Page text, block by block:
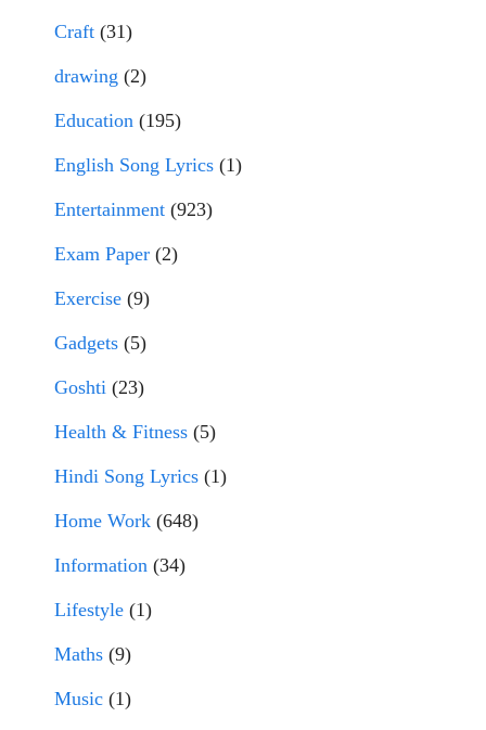
Craft (31)
drawing (2)
Education (195)
English Song Lyrics (1)
Entertainment (923)
Exam Paper (2)
Exercise (9)
Gadgets (5)
Goshti (23)
Health & Fitness (5)
Hindi Song Lyrics (1)
Home Work (648)
Information (34)
Lifestyle (1)
Maths (9)
Music (1)